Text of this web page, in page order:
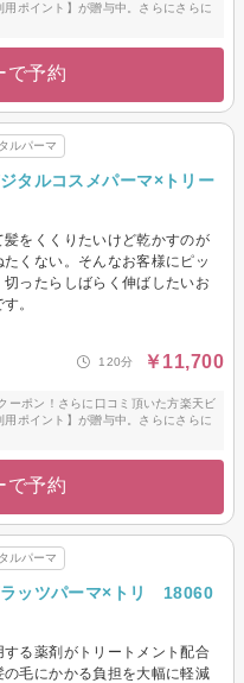
ポイント】が贈与中。さらにさらに
で予約
ルパーマ
タルコスメパーマ×トリー
髪をくくりたいけど乾かすのが
くない。そんなお客様にピッ
ったらしばらく伸ばしたいお
。
120分 ￥11,700
ーポン！さらに口コミ頂いた方楽天ビ
ポイント】が贈与中。さらにさらに
で予約
ルパーマ
ラッツパーマ×トリ 18060
る薬剤がトリートメント配合
毛にかかる負担を大幅に軽減